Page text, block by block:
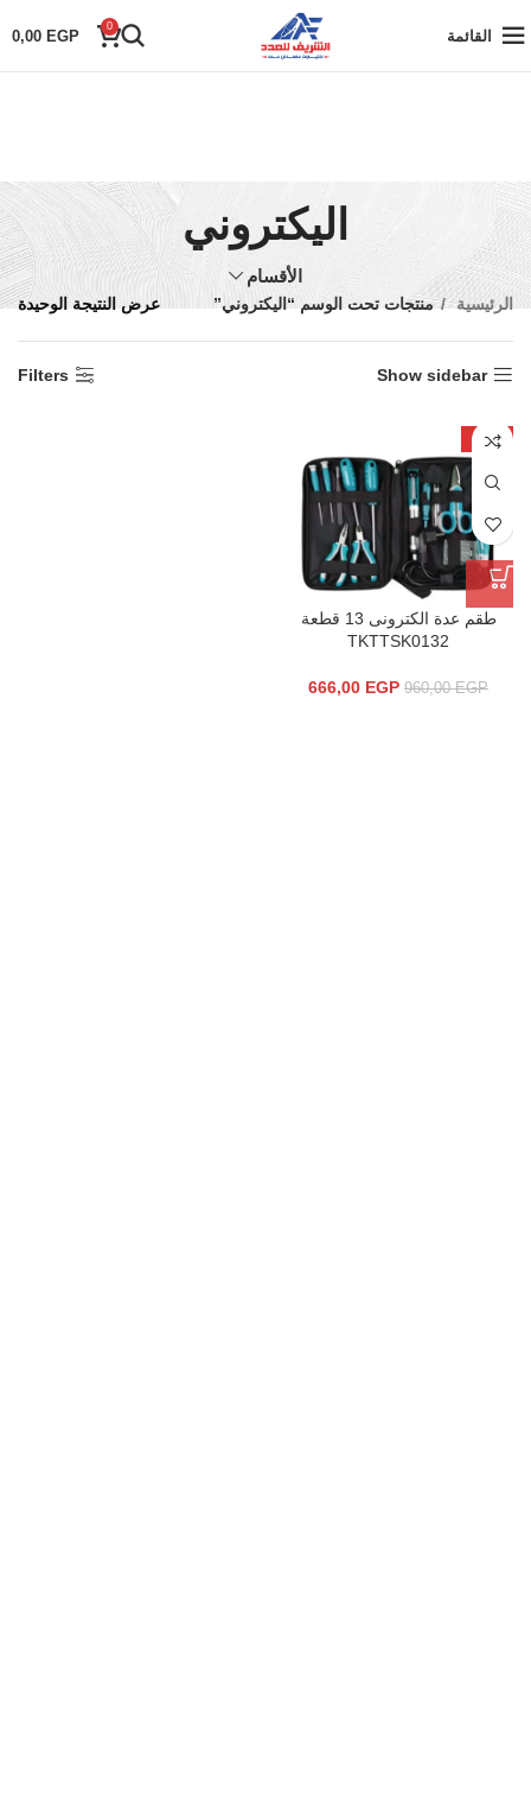
القائمة
0
0,00 EGP
اليكتروني
الأقسام
الرئيسية منتجات تحت الوسم “اليكتروني” عرض النتيجة الوحيدة
Show sidebar
Filters
-31%
طقم عدة الكترونى 13 قطعة
TKTTSK0132
960,00EGP
666,00 EGP